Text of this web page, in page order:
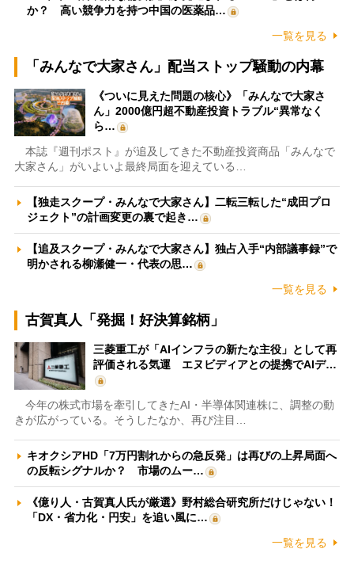
か？ 高い競争力を持つ中国の医薬品…
一覧を見る
「みんなで大家さん」配当ストップ騒動の内幕
《ついに見えた問題の核心》「みんなで大家さ
ん」2000億円超不動産投資トラブル“異常なく
ら…
本誌『週刊ポスト』が追及してきた不動産投資商品「みんなで
大家さん」がいよいよ最終局面を迎えている…
【独走スクープ・みんなで大家さん】二転三転した“成田プロ
ジェクト”の計画変更の裏で起き…
【追及スクープ・みんなで大家さん】独占入手“内部議事録”で
明かされる柳瀬健一・代表の思…
一覧を見る
古賀真人「発掘！好決算銘柄」
三菱重工が「AIインフラの新たな主役」として再
評価される気運 エヌビディアとの提携でAIデ…
今年の株式市場を牽引してきたAI・半導体関連株に、調整の動
きが広がっている。そうしたなか、再び注目…
キオクシアHD「7万円割れからの急反発」は再びの上昇局面へ
の反転シグナルか？ 市場のムー…
《億り人・古賀真人氏が厳選》野村総合研究所だけじゃない！
「DX・省力化・円安」を追い風に…
一覧を見る